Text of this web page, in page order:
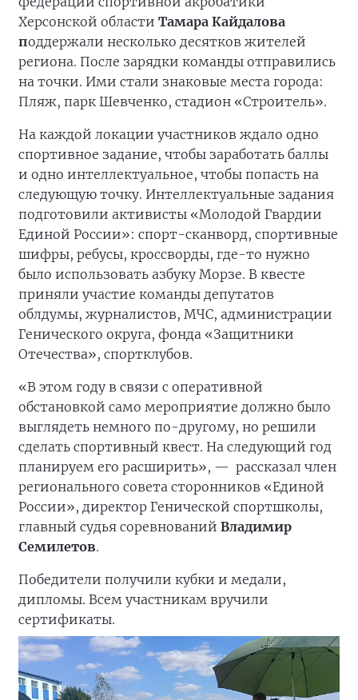
Херсонской области Тамара Кайдалова
поддержали несколько десятков жителей
региона. После зарядки команды отправились
на точки. Ими стали знаковые места города:
Пляж, парк Шевченко, стадион «Строитель».
На каждой локации участников ждало одно
спортивное задание, чтобы заработать баллы
и одно интеллектуальное, чтобы попасть на
следующую точку. Интеллектуальные задания
подготовили активисты «Молодой Гвардии
Единой России»: спорт-сканворд, спортивные
шифры, ребусы, кроссворды, где-то нужно
было использовать азбуку Морзе. В квесте
приняли участие команды депутатов
облдумы, журналистов, МЧС, администрации
Генического округа, фонда «Защитники
Отечества», спортклубов.
«В этом году в связи с оперативной
обстановкой само мероприятие должно было
выглядеть немного по-другому, но решили
сделать спортивный квест. На следующий год
планируем его расширить», — рассказал член
регионального совета сторонников «Единой
России», директор Генической спортшколы,
главный судья соревнований Владимир
Семилетов.
Победители получили кубки и медали,
дипломы. Всем участникам вручили
сертификаты.